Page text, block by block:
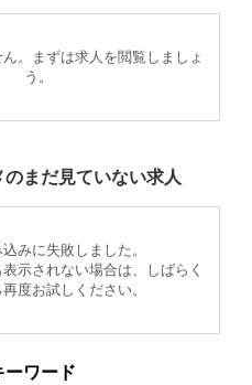
。まずは求人を閲覧しましょ
う。
まだ見ていない求人
みに失敗しました。
示されない場合は、しばらく
度お試しください。
ーワード